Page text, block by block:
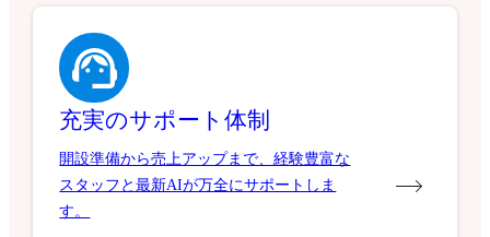
充実のサポート体制
開設準備から売上アップまで、経験豊富な
スタッフと最新AIが万全にサポートしま
す。